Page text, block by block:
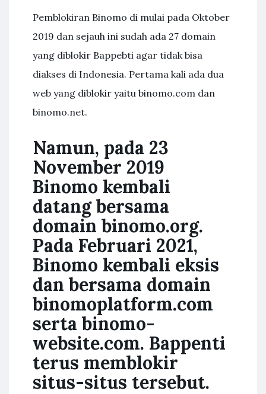
Pemblokiran Binomo di mulai pada Oktober
2019 dan sejauh ini sudah ada 27 domain
yang diblokir Bappebti agar tidak bisa
diakses di Indonesia. Pertama kali ada dua
web yang diblokir yaitu binomo.com dan
binomo.net.
Namun, pada 23
November 2019
Binomo kembali
datang bersama
domain binomo.org.
Pada Februari 2021,
Binomo kembali eksis
dan bersama domain
binomoplatform.com
serta binomo-
website.com. Bappenti
terus memblokir
situs-situs tersebut.